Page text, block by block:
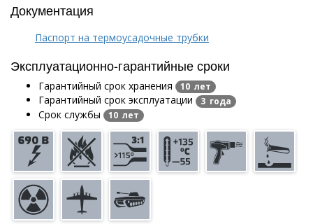
Документация
Паспорт на термоусадочные трубки
Эксплуатационно-гарантийные сроки
Гарантийный срок хранения 10 лет
Гарантийный срок эксплуатации 3 года
Срок службы 10 лет